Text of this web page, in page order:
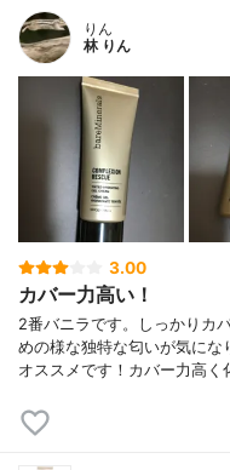
りん
林 りん
3.00
カバー力高い！
2番バニラです。しっかりカ
めの様な独特な匂いが気に
オススメです！カバー力高く